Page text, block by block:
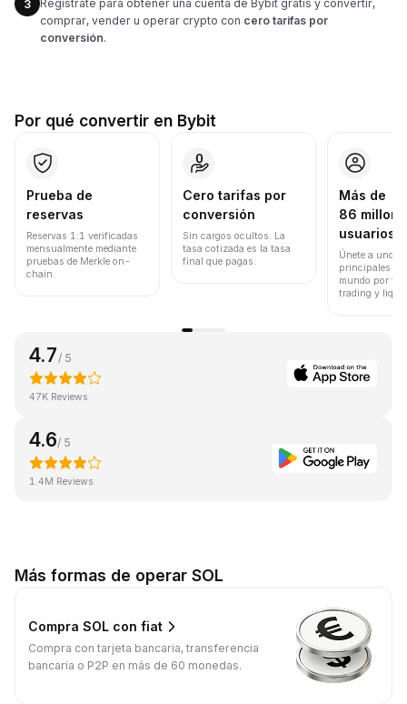
3
Regístrate para obtener una cuenta de Bybit gratis y convertir,
comprar, vender u operar crypto con cero tarifas por
conversión.
Por qué convertir en Bybit
Prueba de
reservas
Reservas 1:1 verificadas
mensualmente mediante
pruebas de Merkle on-
chain.
Cero tarifas por
conversión
Sin cargos ocultos. La
tasa cotizada es la tasa
final que pagas.
Más de
86
usuarios
Únete a uno
principales
mundo por
trading y
4.7 / 5
47K Reviews
4.6/ 5
1.4M Reviews
Más formas de operar SOL
Compra SOL con fiat
Compra con tarjeta bancaria, transferencia
bancaria o P2P en más de 60 monedas.